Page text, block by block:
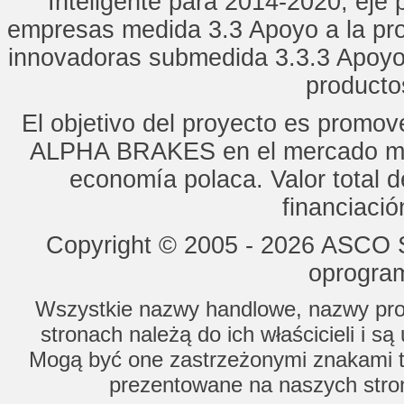
empresas medida 3.3 Apoyo a la
innovadoras submedida 3.3.3
El objetivo del proyecto es
ALPHA BRAKES en el mercado
economía polaca. Valor total
Copyright © 2005 - 2026
Wszystkie nazwy handlowe, nazwy
stronach należą do ich właścicieli i
Mogą być one zastrzeżonymi znakami
prezentowane na naszych